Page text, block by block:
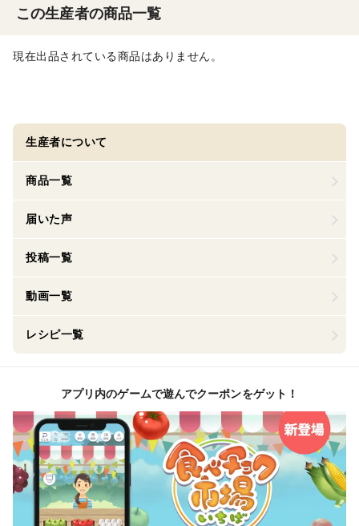
この生産者の商品一覧
現在出品されている商品はありません。
生産者について
商品一覧
届いた声
投稿一覧
動画一覧
レシピ一覧
アプリ内のゲームで遊んでクーポンをゲット！